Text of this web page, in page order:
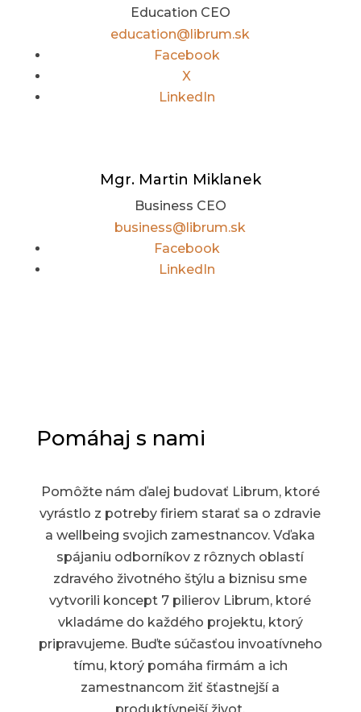
Education CEO
education@librum.sk
Facebook
X
LinkedIn
Mgr. Martin Miklanek
Business CEO
business@librum.sk
Facebook
LinkedIn
Pomáhaj s nami
Pomôžte nám ďalej budovať Librum, ktoré
vyrástlo z potreby firiem starať sa o zdravie
a wellbeing svojich zamestnancov. Vďaka
spájaniu odborníkov z rôznych oblastí
zdravého životného štýlu a biznisu sme
vytvorili koncept 7 pilierov Librum, ktoré
vkladáme do každého projektu, ktorý
pripravujeme. Buďte súčasťou invoatívneho
tímu, ktorý pomáha firmám a ich
zamestnancom žiť šťastnejší a